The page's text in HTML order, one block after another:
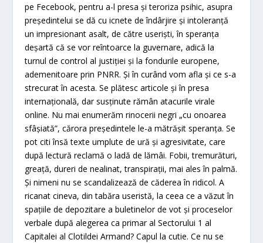
pe Fecebook, pentru a-l presa şi teroriza psihic, asupra
preşedintelui se dă cu icnete de îndârjire şi intoleranţă
un impresionant asalt, de către userişti, în speranţa
deşartă că se vor reîntoarce la guvernare, adică la
turnul de control al justiţiei şi la fondurile europene,
ademenitoare prin PNRR. Şi în curând vom afla şi ce s-a
strecurat în acesta. Se plătesc articole şi în presa
internaţională, dar susţinute rămân atacurile virale
online. Nu mai enumerăm rinocerii negri „cu onoarea
sfâşiată”, cărora preşedintele le-a mătrăşit speranţa. Se
pot citi însă texte umplute de ură şi agresivitate, care
după lectură reclamă o ladă de lămâi. Fobii, tremurături,
greaţă, dureri de nealinat, transpiraţii, mai ales în palmă.
Şi nimeni nu se scandalizează de căderea în ridicol. A
ricanat cineva, din tabăra useristă, la ceea ce a văzut în
spaţiile de depozitare a buletinelor de vot şi proceselor
verbale după alegerea ca primar al Sectorului 1 al
Capitalei al Clotildei Armand? Capul la cutie. Ce nu se